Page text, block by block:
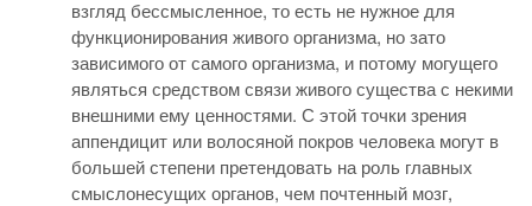
взгляд бессмысленное, то есть не нужное для
функционирования живого организма, но зато
зависимого от самого организма, и потому могущего
являться средством связи живого существа с некими
внешними ему ценностями. С этой точки зрения
аппендицит или волосяной покров человека могут в
большей степени претендовать на роль главных
смыслонесущих органов, чем почтенный мозг,